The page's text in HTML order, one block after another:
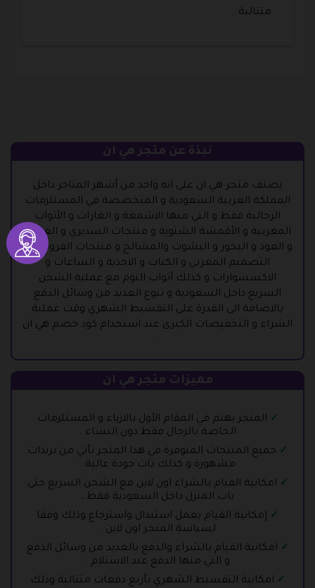
متتالية .
نبذة عن متجر هي ان
يصنف متجر هي ان على انه واحد من أشهر المتاجر داخل
المملكة العربية السعودية و المتخصصة في المستلزمات
الرجالية فقط و التي منها الاشمغة و الغارات و الأثواب
المغربية و الأقمشة الشتوية و منتجات السديري و العطور
و العود و البخور و البشوت والمشالح و منتجات الفروة ذات
التصميم المغربي و الكبات و الاحذية و الساعات و
الاكسسوارات و كذلك أثواب النوم مع عملية الشحن
السريع داخل السعودية و تنوع العديد من وسائل الدفع
بالاضافة الى القدرة على التقسيط الشهري وقت عملية
الشراء و التخفيضات الكبرى عند استخدام كود خصم هي ان
.
مميزات متجر هي ان
المتجر يهتم في المقام الأول بالازياء و المستلزمات
الخاصة بالرجال فقط دون النساء .
جميع المنتجات المتوفرة في هذا المتجر تأتي من برندات
مشهورة و كذلك ذات جودة عالية .
امكانية القيام بالشراء اون لاين مع الشحن السريع حتى
باب المنزل داخل السعودية فقط .
إمكانية القيام بعمل استبدال واسترجاع وذلك وفقا
لسياسة المتجر اون لاين .
امكانية القيام بالشراء والدفع بالعديد من وسائل الدفع
و التي منها الدفع عند الاستلام .
امكانية التقسيط الشهري بأربع دفعات متتالية وذلك